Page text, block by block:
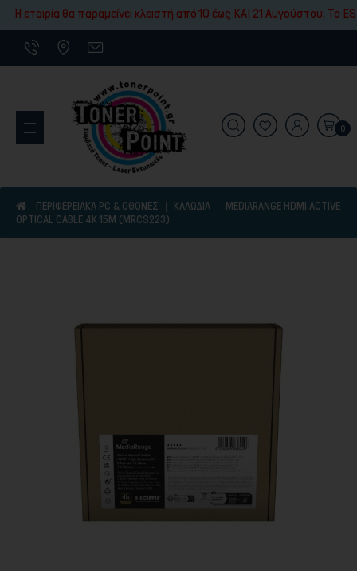
Η εταιρία θα παραμείνει κλειστή από 10 έως ΚΑΙ 21 Αυγούστου. To
Εκτυπωτικά Μηχανήματα
Είδη γραφικής ύλης
Περιφερειακά PC & Οθόνες
0
ΠΕΡΙΦΕΡΕΙΑΚΑ PC & ΟΘΟΝΕΣ ΚΑΛΏΔΙΑ
MEDIARANGE HDMI ACTIVE
OPTICAL CABLE 4K 15M (MRCS223)